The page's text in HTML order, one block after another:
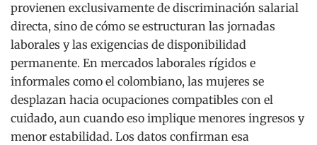
provienen exclusivamente de discriminación salarial
directa, sino de cómo se estructuran las jornadas
laborales y las exigencias de disponibilidad
permanente. En mercados laborales rígidos e
informales como el colombiano, las mujeres se
desplazan hacia ocupaciones compatibles con el
cuidado, aun cuando eso implique menores ingresos y
menor estabilidad. Los datos confirman esa